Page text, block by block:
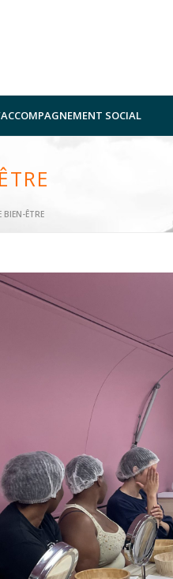
SOCIAL
BIEN-ÊTRE